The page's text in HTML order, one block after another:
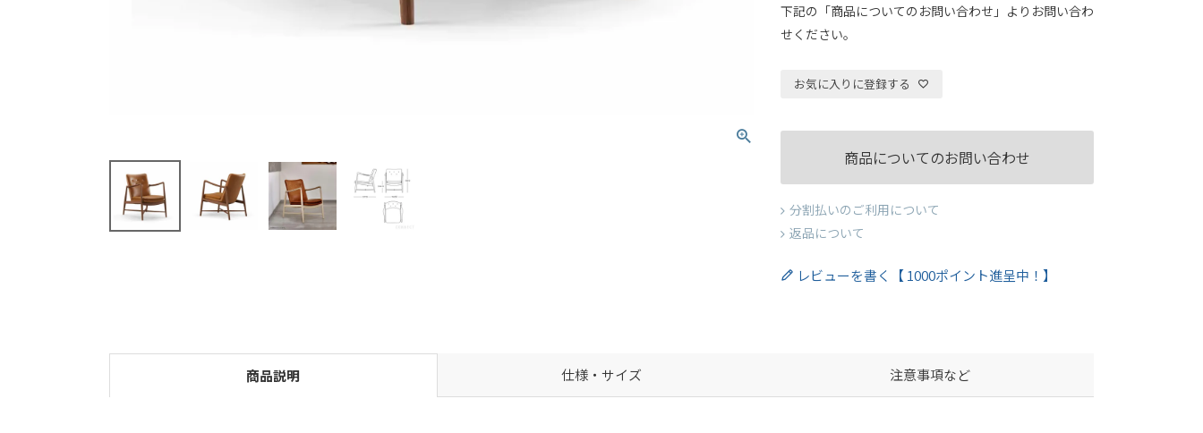
下記の「商品についてのお問い合わせ」よりお問い合わ
せください。
お気に入りに登録する
商品についてのお問い合わせ
分割払いのご利用について
返品について
レビューを書く【 1000ポイント進呈中！】
商品説明 仕様・サイズ 注意事項など